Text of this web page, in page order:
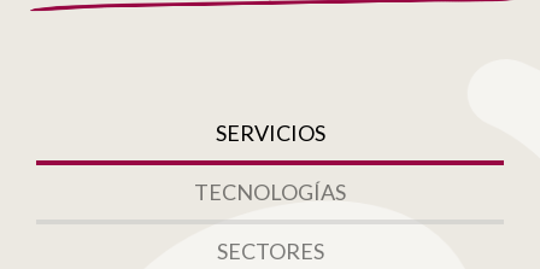
SERVICIOS
TECNOLOGÍAS
SECTORES